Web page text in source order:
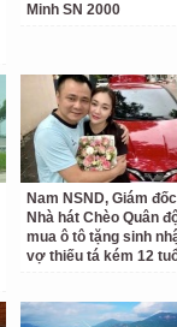
Minh SN 2000
Nam NSND, Giám đốc
Nhà hát Chèo Quân
mua ô tô tặng sinh
vợ thiếu tá kém 12